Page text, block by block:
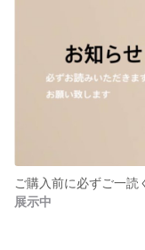
展示中